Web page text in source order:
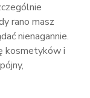
rano masz
nienagannie.
kosmetyków i